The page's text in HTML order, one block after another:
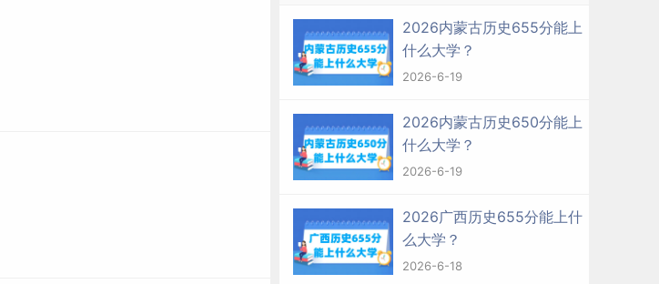
2026内蒙古历史655分能上
什么大学？
2026-6-19
2026内蒙古历史650分能上
什么大学？
2026-6-19
2026广西历史655分能上什
么大学？
2026-6-18